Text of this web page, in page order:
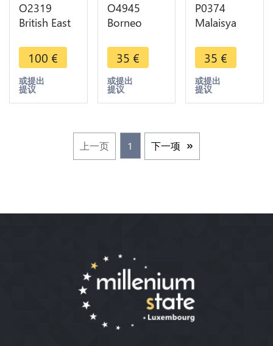
O2319
British East
Company
Wales 1/2
Pice 1810
Penang
100 €
或提出
提议
O4945
Borneo
Protectorate
Cent 1889
H Heaton -
>Make
35 €
或提出
提议
P0374
Malaisya
Sarawak
Charles
Brooke
Rajah 1870
35 €
或提出
提议
上一页 1 下一项